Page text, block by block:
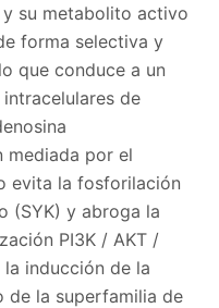
su metabolito activo
forma selectiva y
que conduce a un
de
mediada por el
evita la fosforilación
(SYK) y abroga la
PI3K / AKT /
la inducción de la
de la superfamilia de